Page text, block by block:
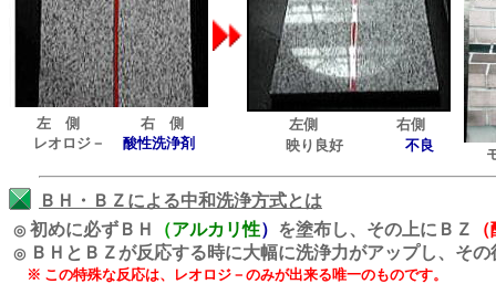
左 側 右 側
レオロジ－
酸性洗浄剤
左側 右側
映り良好
不良
モ
ＢＨ・ＢＺによる中和洗浄方式とは
◎ 初めに必ずＢＨ （アルカリ性） を塗布し、その上にＢＺ
◎ ＢＨと ＢＺ が反応する時に大幅に洗浄力がアップし、その
※ この特殊な反応は、レオロジ－のみが出来る唯一のものです。